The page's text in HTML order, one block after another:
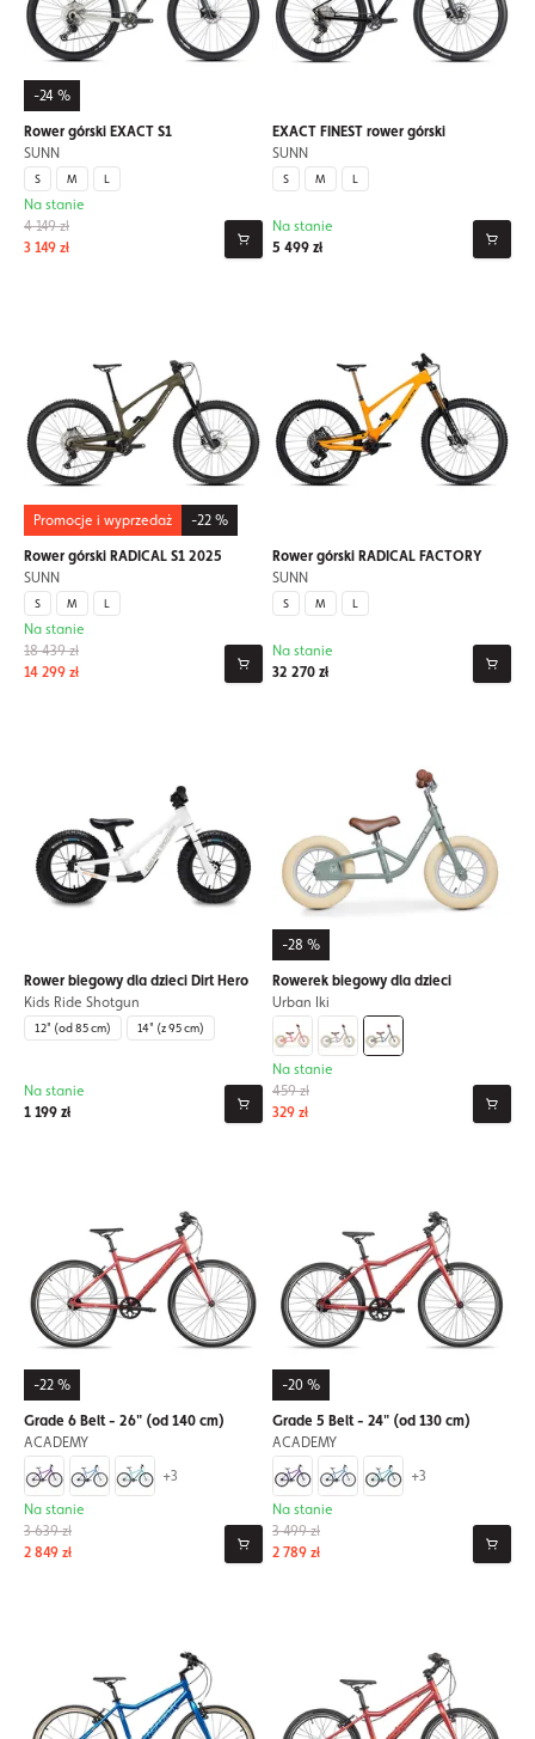
-24 %
Rower górski EXACT S1
SUNN
S M L
4 149 zł
3 149 zł
Na stanie
EXACT FINEST rower górski
SUNN
S M L
5 499 zł
Na stanie
Promocje i wyprzedaż -22 %
Rower górski RADICAL S1 2025
SUNN
S M L
18 439 zł
14 299 zł
Na stanie
Rower górski RADICAL FACTORY
SUNN
S M L
32 270 zł
Na stanie
Rower biegowy dla dzieci Dirt Hero
Kids Ride Shotgun
12" (od 85 cm) 14" (z 95 cm)
1 199 zł
Na stanie
-28 %
Rowerek biegowy dla dzieci
Urban Iki
459 zł
329 zł
Na stanie
-22 %
Grade 6 Belt - 26" (od 140 cm)
ACADEMY
+3
3 639 zł
2 849 zł
Na stanie
-20 %
Grade 5 Belt - 24" (od 130 cm)
ACADEMY
+3
3 499 zł
2 789 zł
Na stanie